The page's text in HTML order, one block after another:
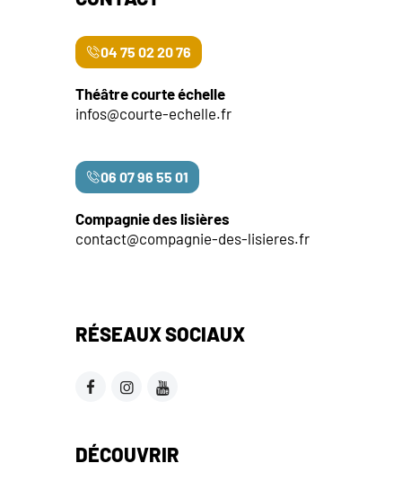
04 75 02 20 76
Théâtre courte échelle
infos@courte-echelle.fr
06 07 96 55 01
Compagnie des lisières
contact@compagnie-des-lisieres.fr
RÉSEAUX SOCIAUX
DÉCOUVRIR